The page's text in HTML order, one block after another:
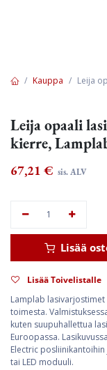
Kauppa Leija
Leija opaali
kierre,
67,21 € sis. ALV
Lisää
Lisää Toivelistalle
Lamplab
toimesta.
kuten suupuhallettua
Euroopassa.
Electric
tai LED moduuli.